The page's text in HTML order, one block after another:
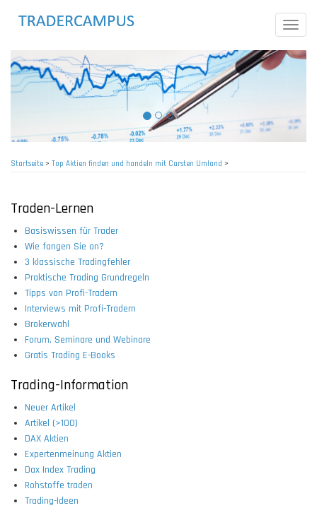
Toggle
Startseite> Top Aktien finden und handeln mit Carsten Umland >
Traden-Lernen
Basiswissen für Trader
Wie fangen Sie an?
3 klassische Tradingfehler
Praktische Trading Grundregeln
Tipps von Profi-Tradern
Interviews mit Profi-Tradern
Brokerwahl
Forum, Seminare und Webinare
Gratis Trading E-Books
Trading-Information
Neuer Artikel
Artikel (>100)
DAX Aktien
Expertenmeinung Aktien
Dax Index Trading
Rohstoffe traden
Trading-Ideen